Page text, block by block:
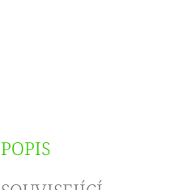
POPIS